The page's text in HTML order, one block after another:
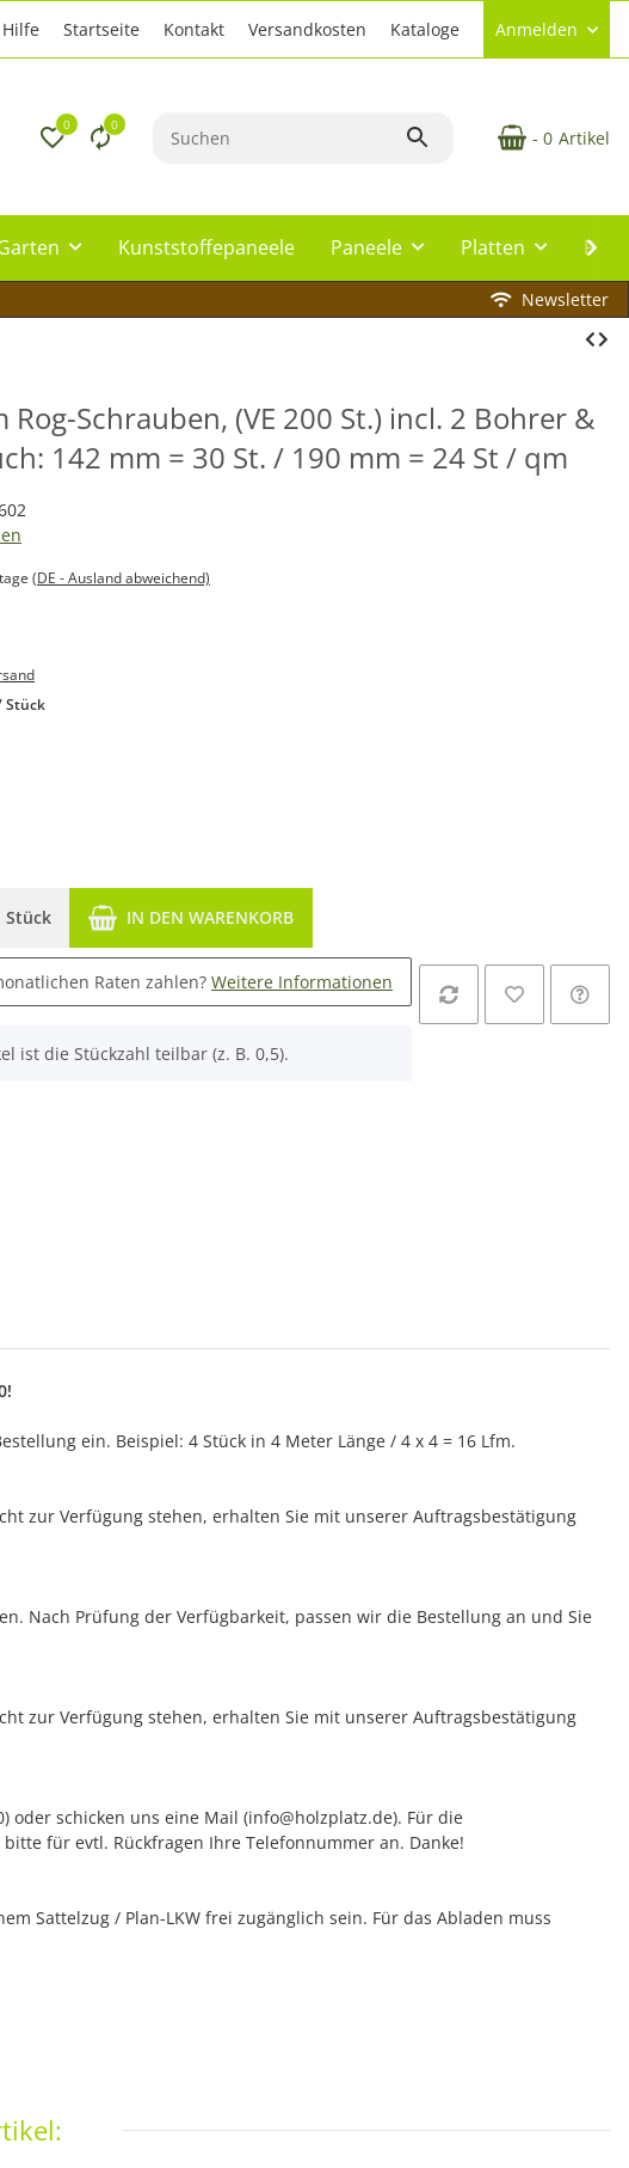
Startseite Kontakt Versandkosten Kataloge Anmelden
0 0
- 0 Artikel
Kunststoffepaneele Paneele Platten
Newsletter
Rog-Schrauben, (VE 200 St.) incl. 2 Bohrer &
142 mm = 30 St. / 190 mm = 24 St / qm
(DE - Ausland abweichend)
Stück
Stück IN DEN WARENKORB
Raten zahlen? Weitere Informationen
ist die Stückzahl teilbar (z. B. 0,5).
ein. Beispiel: 4 Stück in 4 Meter Länge / 4 x 4 = 16 Lfm.
zur Verfügung stehen, erhalten Sie mit unserer Auftragsbestätigung
Nach Prüfung der Verfügbarkeit, passen wir die Bestellung an und Sie
zur Verfügung stehen, erhalten Sie mit unserer Auftragsbestätigung
oder schicken uns eine Mail (info@holzplatz.de). Für die
für evtl. Rückfragen Ihre Telefonnummer an. Danke!
Sattelzug / Plan-LKW frei zugänglich sein. Für das Abladen muss